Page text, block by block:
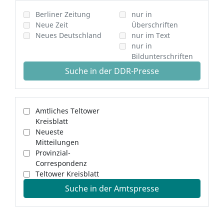
Berliner Zeitung
Neue Zeit
Neues Deutschland
nur in
Überschriften
nur im Text
nur in
Bildunterschriften
Suche in der DDR-Presse
Amtliches Teltower
Kreisblatt
Neueste
Mitteilungen
Provinzial-
Correspondenz
Teltower Kreisblatt
Suche in der Amtspresse